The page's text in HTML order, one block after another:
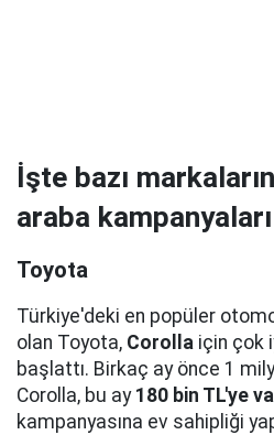
İşte bazı
araba kampanyaları
Toyota
Türkiye'deki en popüler
olan Toyota, Corolla için çok
başlattı. Birkaç ay önce 1
Corolla, bu ay 180 bin TL'ye
kampanyasına ev sahipliği